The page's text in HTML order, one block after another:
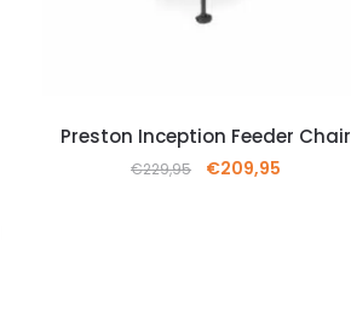
Preston Inception Feeder Chair
€229,95 €209,95